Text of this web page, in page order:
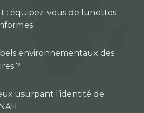
: équipez-vous de lunettes
environnementaux des
?
usurpant l’identité de